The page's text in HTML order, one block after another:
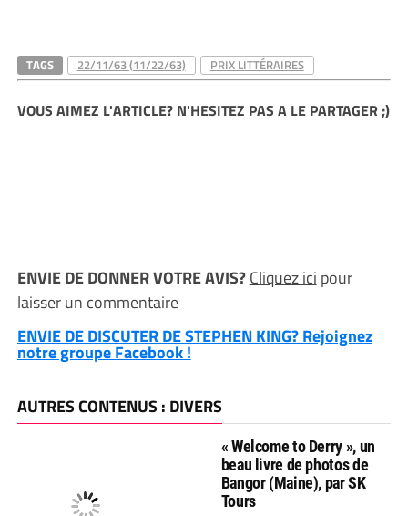
TAGS 22/11/63 (11/22/63) PRIX LITTÉRAIRES
VOUS AIMEZ L'ARTICLE? N'HESITEZ PAS A LE PARTAGER ;)
ENVIE DE DONNER VOTRE AVIS?Cliquez ici pour
laisser un commentaire
ENVIE DE DISCUTER DE STEPHEN KING? Rejoignez
notre groupe Facebook !
AUTRES CONTENUS : DIVERS
« Welcome to Derry », un
beau livre de photos de
Bangor (Maine), par SK
Tours